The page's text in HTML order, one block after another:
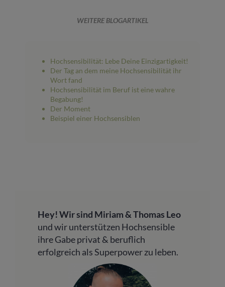
WEITERE BLOGARTIKEL
Hochsensibilität: Lebe Deine Einzigartigkeit!
Der Tag an dem meine Hochsensibilität ihr
Wort fand
Hochsensibilität im Beruf ist eine wahre
Begabung!
Der Moment
Beispiel einer Hochsensiblen
Hey! Wir sind Miriam & Thomas Leo
und wir unterstützen Hochsensible
ihre Gabe privat & beruflich
erfolgreich als Superpower zu leben.